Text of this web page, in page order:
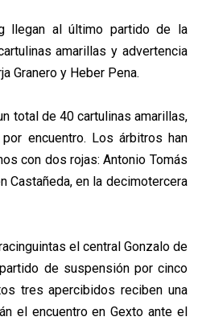
llegan al último partido de la
amarillas y advertencia
Granero y Heber Pena.
total de 40 cartulinas amarillas,
encuentro. Los árbitros han
con dos rojas: Antonio Tomás
Castañeda, en la decimotercera
el central Gonzalo de
de suspensión por cinco
tres apercibidos reciben una
el encuentro en Gexto ante el